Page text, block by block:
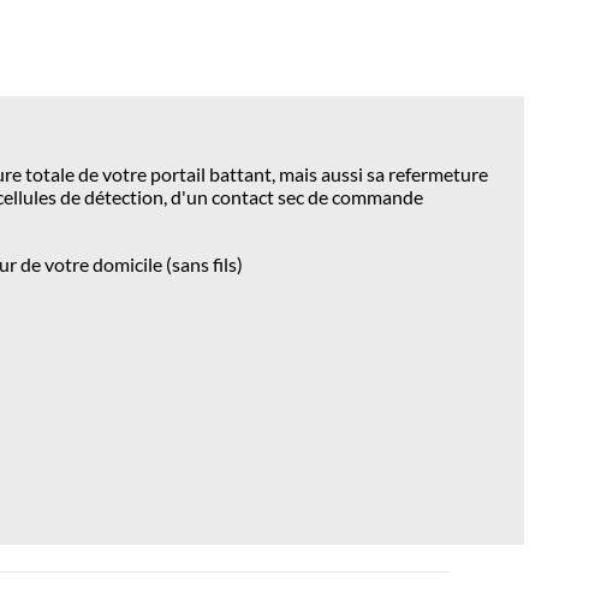
totale de votre portail battant, mais aussi sa refermeture
de détection, d'un contact sec de commande
de votre domicile (sans fils)